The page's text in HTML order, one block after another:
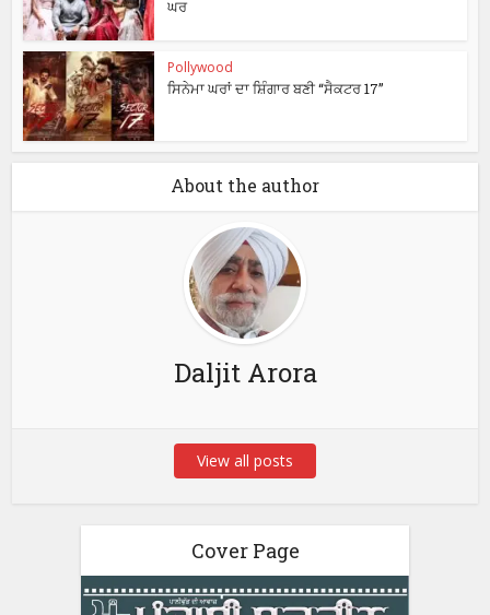
ਘਰ
Pollywood
ਸਿਨੇਮਾ ਘਰਾਂ ਦਾ ਸ਼ਿੰਗਾਰ ਬਣੀ “ਸੈਕਟਰ 17”
About the author
Daljit Arora
View all posts
Cover Page